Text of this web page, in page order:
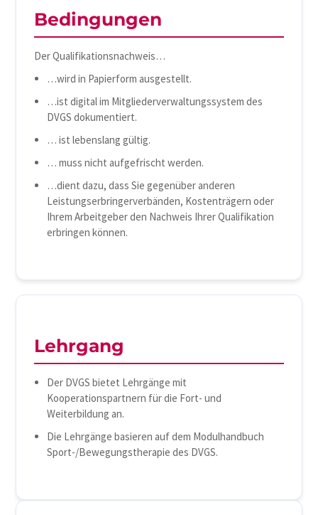
Bedingungen
Der Qualifikationsnachweis…
…wird in Papierform ausgestellt.
…ist digital im Mitgliederverwaltungssystem des
DVGS dokumentiert.
… ist lebenslang gültig.
… muss nicht aufgefrischt werden.
…dient dazu, dass Sie gegenüber anderen
Leistungserbringerverbänden, Kostenträgern oder
Ihrem Arbeitgeber den Nachweis Ihrer Qualifikation
erbringen können.
Lehrgang
Der DVGS bietet Lehrgänge mit
Kooperationspartnern für die Fort- und
Weiterbildung an.
Die Lehrgänge basieren auf dem Modulhandbuch
Sport-/Bewegungstherapie des DVGS.